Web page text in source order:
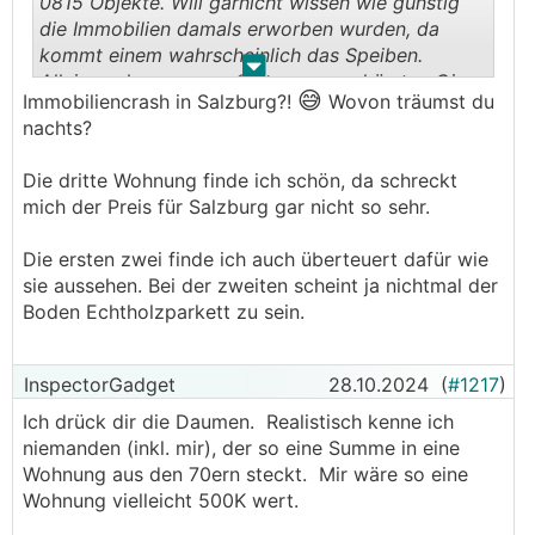
kauft, da ich mit dem Geld bauen will
(Grundstück schon vorhanden + Planung vom
Haus fast abgeschlossen).
https://www.willhaben.at/iad/immobilien/d/eigent
umswohnung/salzburg/salzburg-stadt/luxurioese
-5-zimmer-maisonette-wohnung-mit-garten-1081
https://www.willhaben.at/iad/immobilien/d/eigent
umswohnung/salzburg/salzburg-stadt/leopoldskr
on-frisch-renovierte-4-zimmer-wohnung-in-bestl
age-am-almkanal-1604553829
Einfach lächerlich diese Preisvorstellungen für
0815 Objekte. Will garnicht wissen wie günstig
die Immobilien damals erworben wurden, da
Alleine schon wegen dieser unverschämten Gier
der Verkäufer wünsche ich mir einen
Immobiliencrash!
───────────────
Das wird keiner kaufen, ich versuche seit über 1
. .
die Immobilien damals erworben wurden, da
kommt einem wahrscheinlich das Speiben.
Alleine schon wegen dieser unverschämten Gier
der Verkäufer wünsche ich mir einen
Immobiliencrash!
Immobiliencrash in Salzburg?! 😅 Wovon träumst du
nachts?
Die dritte Wohnung finde ich schön, da schreckt
mich der Preis für Salzburg gar nicht so sehr.
Die ersten zwei finde ich auch überteuert dafür wie
sie aussehen. Bei der zweiten scheint ja nichtmal der
Boden Echtholzparkett zu sein.
InspectorGadget 28.10.2024 (#1217)
Ich drück dir die Daumen. Realistisch kenne ich
niemanden (inkl. mir), der so eine Summe in eine
Wohnung aus den 70ern steckt. Mir wäre so eine
Wohnung vielleicht 500K wert.